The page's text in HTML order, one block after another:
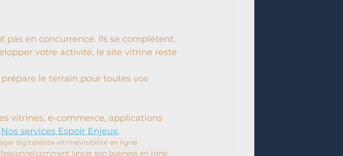
en concurrence. Ils se complètent.
votre activité, le site vitrine reste
le terrain pour toutes vos
vitrines, e-commerce, applications
Nos services Espoir Enjeux.
digitalesite vitrinevisibilité en ligne
comment lancer son business en ligne